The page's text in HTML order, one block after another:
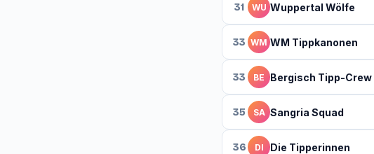
31 WU Wuppertal Wölfe
33 WM WM Tippkanonen
33 BE Bergisch Tipp-Crew
35 SA Sangria Squad
36 DI Die Tipperinnen